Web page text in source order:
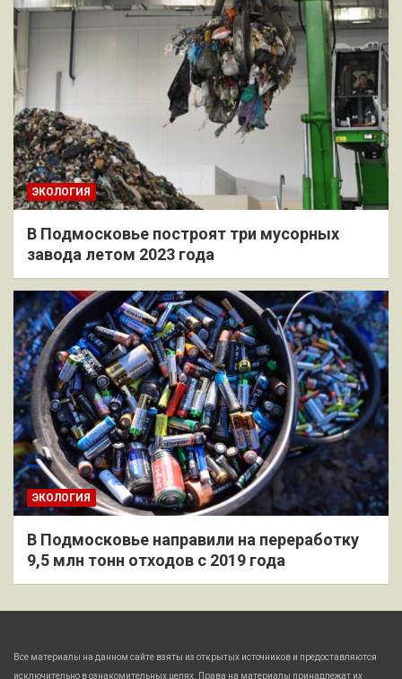
ЭКОЛОГИЯ
В Подмосковье построят три мусорных
завода летом 2023 года
ЭКОЛОГИЯ
В Подмосковье направили на переработку
9,5 млн тонн отходов с 2019 года
Все материалы на данном сайте взяты из открытых источников и предоставляются
исключительно в ознакомительных целях. Права на материалы принадлежат их